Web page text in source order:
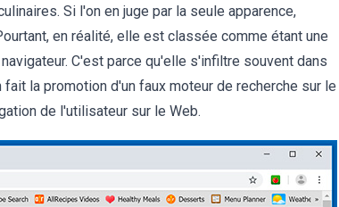
Si l'on en juge par la seule apparence,
en réalité, elle est classée comme étant une
C'est parce qu'elle s'infiltre souvent dans
la promotion d'un faux moteur de recherche sur le
de l'utilisateur sur le Web.